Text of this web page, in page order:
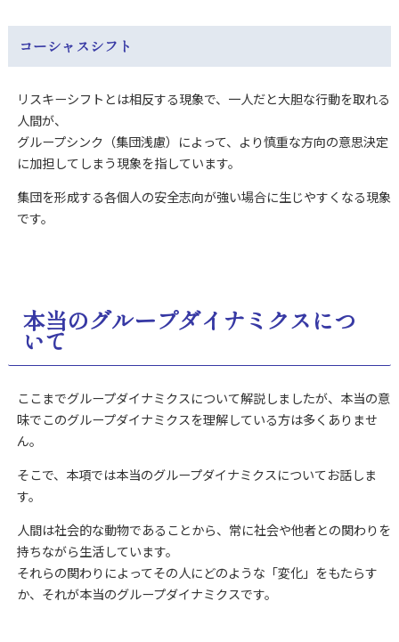
コーシャスシフト
リスキーシフトとは相反する現象で、一人だと大胆な行動を取れる
人間が、
グループシンク（集団浅慮）によって、より慎重な方向の意思決定
に加担してしまう現象を指しています。
集団を形成する各個人の安全志向が強い場合に生じやすくなる現象
です。
本当のグループダイナミクスにつ
いて
ここまでグループダイナミクスについて解説しましたが、本当の意
味でこのグループダイナミクスを理解している方は多くありませ
ん。
そこで、本項では本当のグループダイナミクスについてお話しま
す。
人間は社会的な動物であることから、常に社会や他者との関わりを
持ちながら生活しています。
それらの関わりによってその人にどのような「変化」をもたらす
か、それが本当のグループダイナミクスです。